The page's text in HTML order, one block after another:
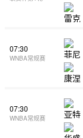
07:30
WNBA常规赛
07:30
WNBA常规赛